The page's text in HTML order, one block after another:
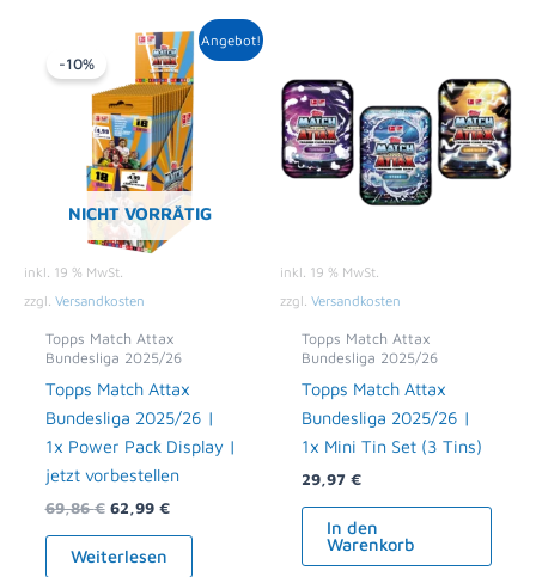
Angebot!
NICHT VORRÄTIG
-10%
inkl. 19 % MwSt.
zzgl. Versandkosten
Topps Match Attax
Bundesliga 2025/26
Topps Match Attax
Bundesliga 2025/26 |
1x Power Pack Display |
jetzt vorbestellen
69,86€
Ursprünglicher
Preis
war:
69,86 €
62,99 €
Aktueller
Preis
ist:
62,99 €.
Weiterlesen
inkl. 19 % MwSt.
zzgl. Versandkosten
Topps Match Attax
Bundesliga 2025/26
Topps Match Attax
Bundesliga 2025/26 |
1x Mini Tin Set (3 Tins)
29,97 €
In den
Warenkorb